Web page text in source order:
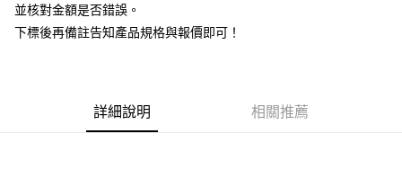
4.訂單成立30分鐘內，如未前往確認交易或遇審核未通過，訂單將自動取
消。如遇「轉專審核」未通過狀況，表示未達大哥付你分期系統評分，恕無
2.透過簡訊連結打開帳單後，可選擇「超商條碼／台灣大直營門市／銀行轉
帳／街口支付／iPASS MONEY」等通路繳費。
便利好安心！
１．簡單：不需註冊會員、不需綁卡、不需儲值。
２．便利：只要手機號碼，簡訊認證，即可結帳。
１．於結帳方式選擇「AFTEE先享後付」後，將跳轉至「AFTEE先享後付」
結帳頁面，進行簡訊認證並確認金額後，即可完成結帳。
運送方式
並核對金額是否錯誤。
下標後再備註告知產品規格與報價即可！
詳細說明 相關推薦